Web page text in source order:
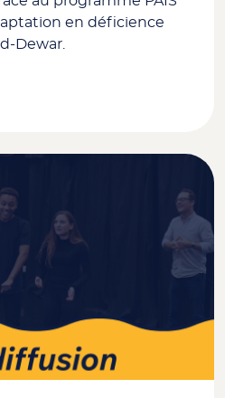
en déficience
Dewar.